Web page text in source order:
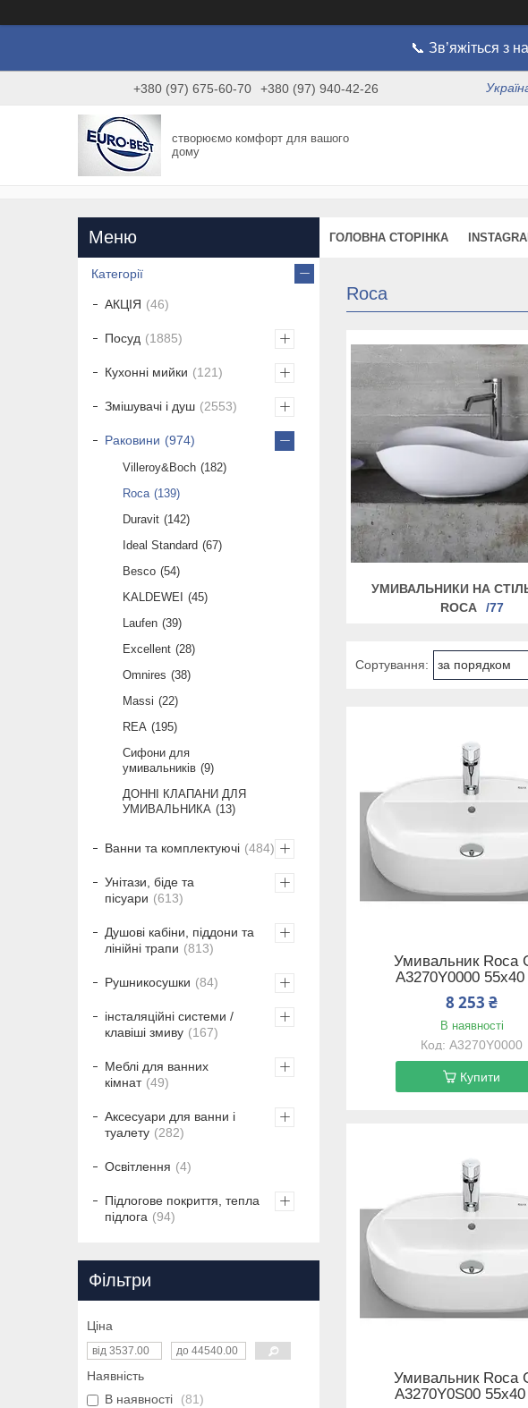
📞 Зв’яжіться з
+380 (97) 675-60-70 +380 (97) 940-42-26
створюємо комфорт для вашого
дому
ГОЛОВНА СТОРІНКА
Roca
УМИВАЛЬНИКИ НА
ROCA
77
Умивальник Roca
A3270Y0000
8 253 ₴
В наявності
A3270Y0000
Купити
Умивальник Roca
A3270Y0S00
Категорії
АКЦІЯ 46
Посуд 1885
Кухонні мийки 121
Змішувачі і душ 2553
Раковини 974
Villeroy&Boch
182
Roca
139
Duravit
142
Ideal Standard
67
Besco 54
KALDEWEI
45
Laufen 39
Excellent 28
Omnires
38
Massi
22
REA
195
Сифони для
умивальників 9
ДОННІ КЛАПАНИ ДЛЯ
УМИВАЛЬНИКА
13
Ванни та комплектуючі 484
Унітази, біде та
пісуари
613
Душові кабіни, піддони та
лінійні трапи
813
Рушникосушки 84
інсталяційні системи /
клавіші змиву
167
Меблі для ванних
кімнат
49
Аксесуари для ванни і
туалету
282
Освітлення 4
Підлогове покриття, тепла
підлога
94
Фільтри
Ціна
Наявність
В наявності
81